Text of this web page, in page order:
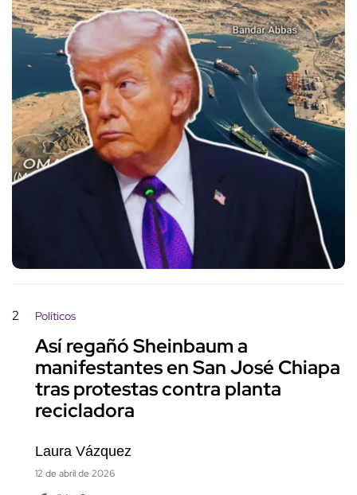
2 Políticos
Así regañó Sheinbaum a
manifestantes en San José Chiapa
tras protestas contra planta
recicladora
Laura Vázquez
12 de abril de 2026